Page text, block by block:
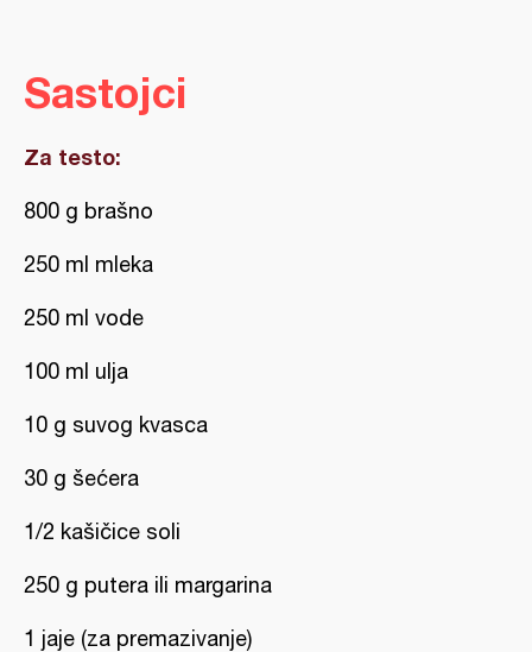
Sastojci
Za testo:
800 g brašno
250 ml mleka
250 ml vode
100 ml ulja
10 g suvog kvasca
30 g šećera
1/2 kašičice soli
250 g putera ili margarina
1 jaje (za premazivanje)